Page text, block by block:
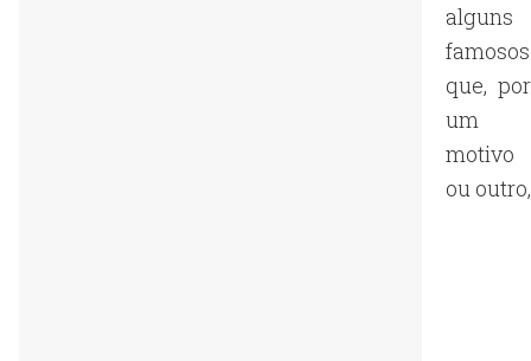
alguns
famosos
que, por
um
motivo
ou outro,